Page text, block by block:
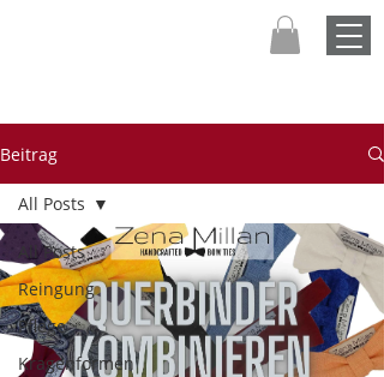
Beitrag
All Posts
Reingung
Pflege
Kragenformen
All Posts